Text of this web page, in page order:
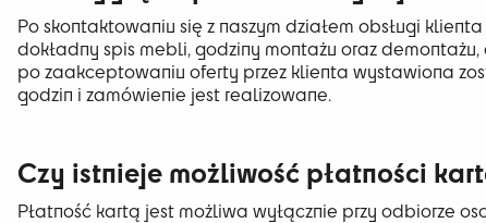
​​Po skontaktowaniu się z naszym działem obsługi
dokładny spis mebli, godziny montażu oraz
po zaakceptowaniu oferty przez klienta wystawiona
godzin i zamówienie jest realizowane.
Czy istnieje możliwość płatności
Płatność kartą jest możliwa wyłącznie przy odbiorze